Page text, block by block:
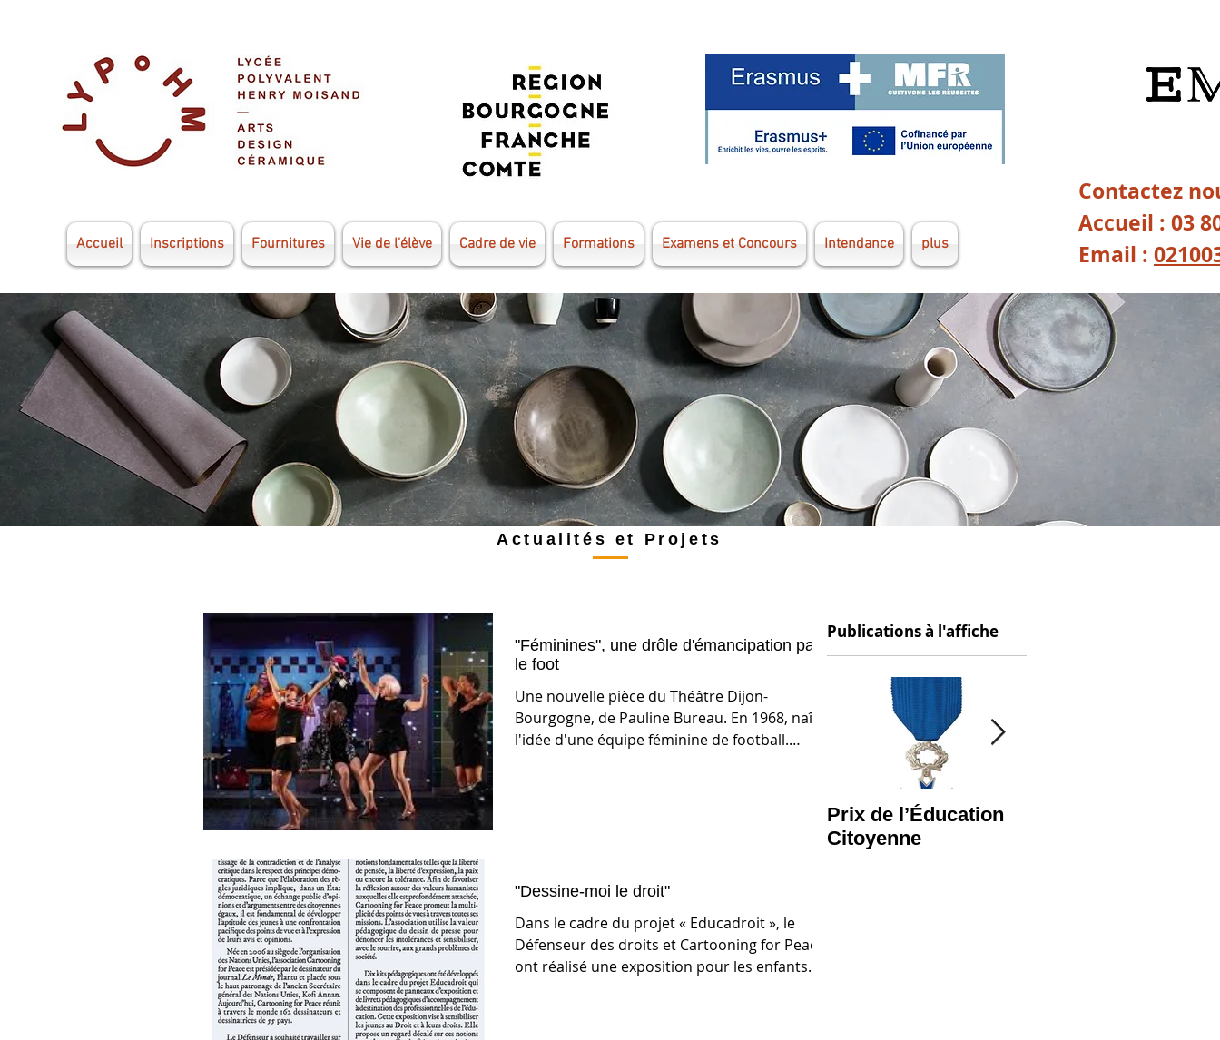
Accueil Inscriptions Fournitures Vie de l'élève Cadre de vie Formations Examens et Concours Intendance plus
Contactez
Accueil : 03
Email :
Actualités et Projets
"Féminines", une drôle d'émancipation par
le foot
Une nouvelle pièce du Théâtre Dijon-
Bourgogne, de Pauline Bureau. En 1968, naît
l'idée d'une équipe féminine de football.
"Dessine-moi le droit"
Dans le cadre du projet « Educadroit », le
Défenseur des droits et Cartooning for Peace
ont réalisé une exposition pour les enfants
Publications à l'affiche
Prix de l’Éducation
Citoyenne